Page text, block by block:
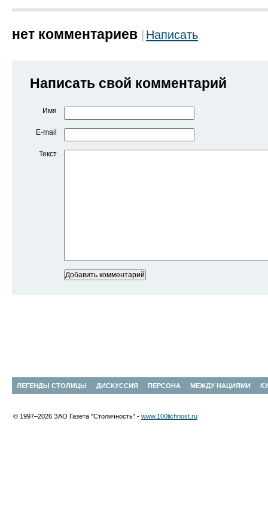
нет комментариев Написать
Написать свой комментарий
Имя
E-mail
Текст
ЛЕГЕНДЫ СТОЛИЦЫ ДИСКУССИЯ ПЕРСОНА МЕЖДУ НАЦИЯМИ
© 1997–2026 ЗАО Газета "Столичность" - www.100lichnost.ru